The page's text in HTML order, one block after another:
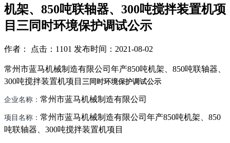
机架、850吨联轴器、300吨搅拌装置机项
目三同时环境保护调试公示
作者： 点击：1101 发布时间：2021-08-02
常州市蓝马机械制造有限公司年产850吨机架、 850吨联轴器、
300吨搅拌装置机项目 三同时环境保护调试公示
企业名称： 常州市蓝马机械制造有限公司
项目名称： 常州市蓝马机械制造有限公司年产850吨机架、 850
吨联轴器、 300吨搅拌装置机项目